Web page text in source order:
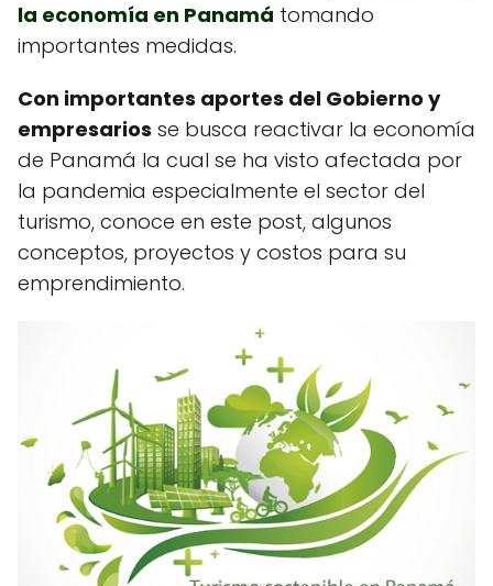
la economía en Panamá tomando
importantes medidas.
Con importantes aportes del Gobierno y
empresarios se busca reactivar la economía
de Panamá la cual se ha visto afectada por
la pandemia especialmente el sector del
turismo, conoce en este post, algunos
conceptos, proyectos y costos para su
emprendimiento.